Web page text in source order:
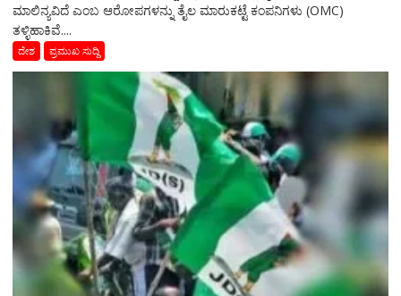
ಮಾಲಿನ್ಯವಿದೆ ಎಂಬ ಆರೋಪಗಳನ್ನು ತೈಲ ಮಾರುಕಟ್ಟೆ ಕಂಪನಿಗಳು (OMC)
ತಳ್ಳಿಹಾಕಿವೆ....
ದೇಶ ಪ್ರಮುಖ ಸುದ್ದಿ